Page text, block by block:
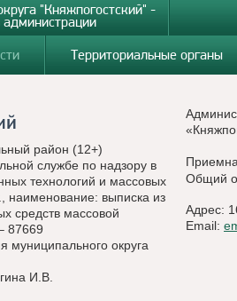
"Княжпогостский" -
администрации
Территориальные органы
район (12+)
службе по надзору в
технологий и массовых
наименование: выписка из
средств массовой
87669
муниципального округа
И.В.
Общий
Адрес:
Email: